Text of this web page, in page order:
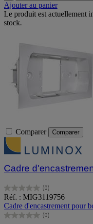
Ajouter au panier
Le produit est actuellement
stock.
Comparer Comparer
Cadre
(0)
0.0
sur
5
étoiles.
Réf. : MIG3119756
Cadre d'encastrement pour
(0)
0.0